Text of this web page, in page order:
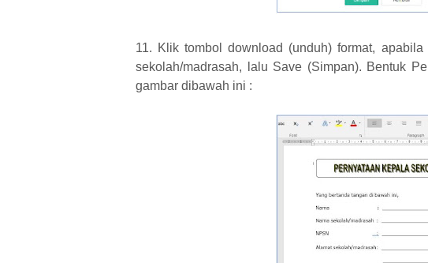
11. Klik tombol download (unduh) format,
sekolah/madrasah, lalu Save (Simpan). Bentuk
gambar dibawah ini :